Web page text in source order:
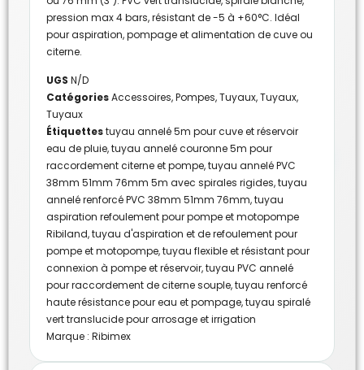
pression max 4 bars, résistant de -5 à +60°C. Idéal
pour aspiration, pompage et alimentation de cuve ou
citerne.
UGS N/D
CatégoriesAccessoires,Pompes,Tuyaux,Tuyaux,
Tuyaux
Étiquettestuyau annelé 5m pour cuve et réservoir
eau de pluie,tuyau annelé couronne 5m pour
raccordement citerne et pompe,tuyau annelé PVC
38mm 51mm 76mm 5m avec spirales rigides,tuyau
annelé renforcé PVC 38mm 51mm 76mm,tuyau
aspiration refoulement pour pompe et motopompe
Ribiland,tuyau d'aspiration et de refoulement pour
pompe et motopompe,tuyau flexible et résistant pour
connexion à pompe et réservoir,tuyau PVC annelé
pour raccordement de citerne souple,tuyau renforcé
haute résistance pour eau et pompage,tuyau spiralé
vert translucide pour arrosage et irrigation
Marque : Ribimex